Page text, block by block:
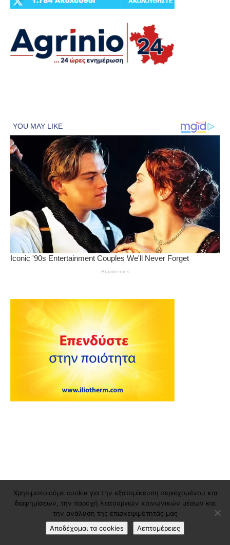
Χρησιμοποιούμε cookie για την εξατομίκευση περιεχομένου και
διαφημίσεων, την παροχή λειτουργιών κοινωνικών μέσων και
την ανάλυση της επισκεψιμότητάς μας
Αποδέχομαι τα cookies
Λεπτομέρειες